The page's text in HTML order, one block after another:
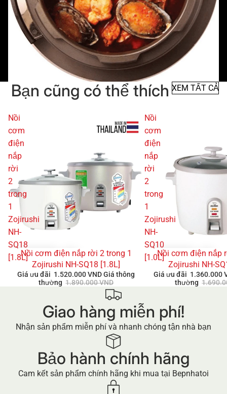
Bạn cũng có thể thích XEM TẤT CẢ
Nồi
cơm
điện
nắp
rời
2
trong
1
Zojirushi
NH-
SQ18
[1.8L]
GIẢM GIÁ
Nồi cơm điện nắp rời 2 trong 1
Zojirushi NH-SQ18 [1.8L]
Giá ưu đãi 1.520.000 VND Giá thông
thường 1.890.000 VND
Nồi
cơm
điện
nắp
rời
2
trong
1
Zojirushi
NH-
SQ10
[1.0L]
GIẢM GIÁ
Nồi cơm điện nắp
Zojirushi NH-
Giá ưu đãi 1.360.000
thường
Giao hàng miễn phí!
Nhận sản phẩm miễn phí và nhanh chóng tận nhà bạn
Bảo hành chính hãng
Cam kết sản phẩm chính hãng khi mua tại Bepnhatoi